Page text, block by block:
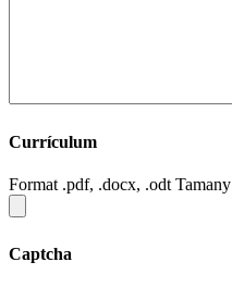
Currículum
Format .pdf, .docx, .odt
Captcha